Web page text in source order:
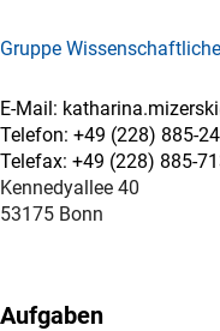
Gruppe
E-Mail:
Telefon: +49 (228) 885-
Telefax: +49 (228) 885-
Kennedyallee 40
53175 Bonn
Aufgaben